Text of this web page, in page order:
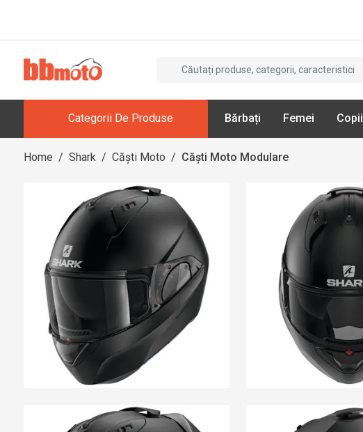
Categorii De Produse Bărbați Femei Copii
Home / Shark / Căști Moto / Căști Moto Modulare